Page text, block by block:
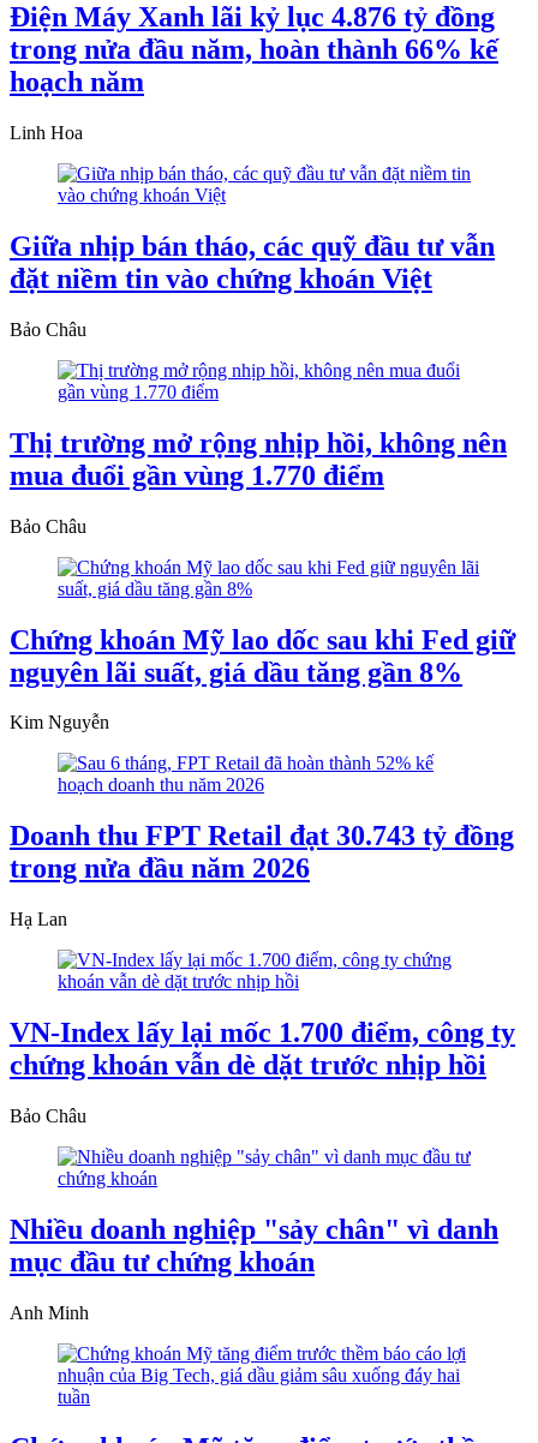
Điện Máy Xanh lãi kỷ lục 4.876 tỷ đồng
trong nửa đầu năm, hoàn thành 66% kế
hoạch năm
Linh Hoa
Giữa nhịp bán tháo, các quỹ đầu tư vẫn
đặt niềm tin vào chứng khoán Việt
Bảo Châu
Thị trường mở rộng nhịp hồi, không nên
mua đuổi gần vùng 1.770 điểm
Bảo Châu
Chứng khoán Mỹ lao dốc sau khi Fed giữ
nguyên lãi suất, giá dầu tăng gần 8%
Kim Nguyễn
Doanh thu FPT Retail đạt 30.743 tỷ đồng
trong nửa đầu năm 2026
Hạ Lan
VN-Index lấy lại mốc 1.700 điểm, công ty
chứng khoán vẫn dè dặt trước nhịp hồi
Bảo Châu
Nhiều doanh nghiệp "sảy chân" vì danh
mục đầu tư chứng khoán
Anh Minh